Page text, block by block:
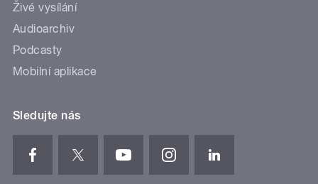
Živé vysílání
Audioarchiv
Podcasty
Mobilní aplikace
Sledujte nás